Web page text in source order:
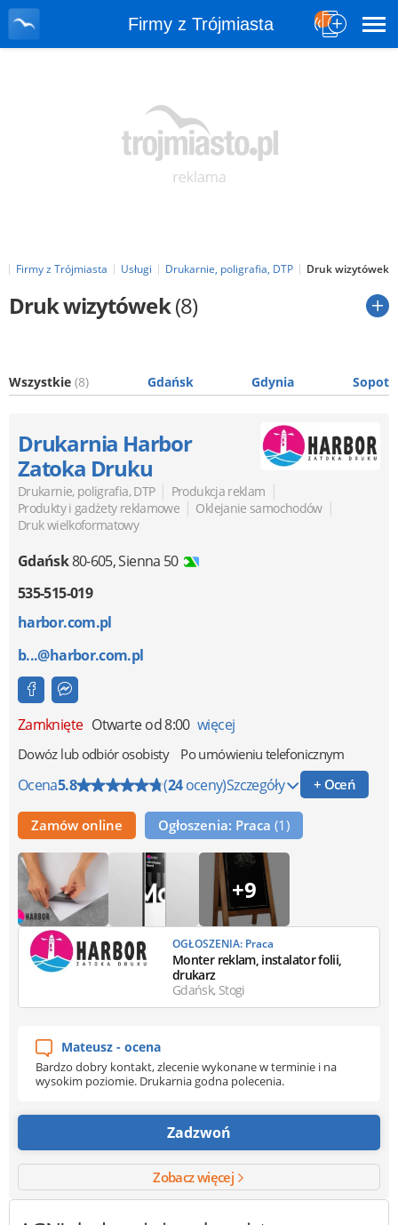
Firmy z Trójmiasta
Firmy z Trójmiasta Usługi Drukarnie, poligrafia, DTP Druk wizytówek
Druk wizytówek(8)
Wszystkie (8) Gdańsk Gdynia Sopot
Drukarnia Harbor
Zatoka Druku
Drukarnie, poligrafia, DTP | Produkcja reklam |
Produkty i gadżety reklamowe | Oklejanie samochodów |
Druk wielkoformatowy
Gdańsk80-605,Sienna 50
535-515-019
harbor.com.pl
b...@harbor.com.pl
Zamknięte Otwarte od 8:00 więcej
Dowóz lub odbiór osobisty Po umówieniu telefonicznym
Ocena5.8 (24oceny)Szczegóły + Oceń
Zamów online Ogłoszenia: Praca (1)
+9
OGŁOSZENIA: Praca
Monter reklam, instalator folii,
drukarz
Gdańsk, Stogi
Mateusz - ocena
Bardzo dobry kontakt, zlecenie wykonane w terminie i na
wysokim poziomie. Drukarnia godna polecenia.
Zadzwoń
Zobacz więcej